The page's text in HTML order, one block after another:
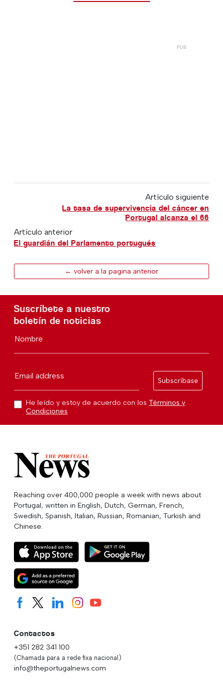
Artículo siguiente
La tasa de supervivencia del cáncer en
Portugal alcanza el 66
Artículo anterior
El guardián del Parlamento portugués
← volver a la pagina anterior
Suscríbete a nuestro
boletín de noticias
Nombre
Email address
Subscríbase
He leído y estoy de acuerdo con los Términos y
Condiciones
Reaching over 400,000 people a week with news about
Portugal, written in English, Dutch, German, French,
Swedish, Spanish, Italian, Russian, Romanian, Turkish and
Chinese.
Contactos
+351 282 341 100
(Chamada para a rede fixa nacional)
info@theportugalnews.com